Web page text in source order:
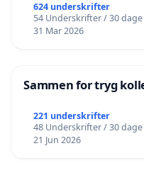
624 underskrifter
54 Underskrifter / 30 dage
31 Mar 2026
Sammen for tryg
221 underskrifter
48 Underskrifter / 30 dage
21 Jun 2026